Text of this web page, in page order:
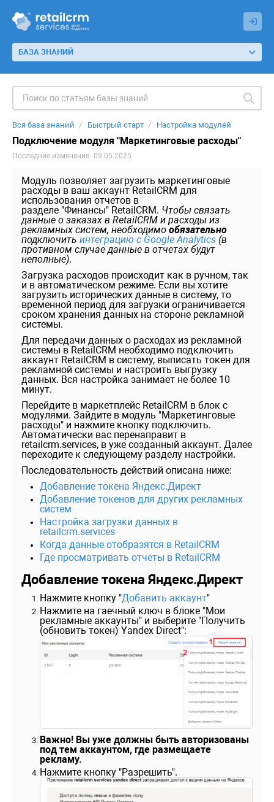
БАЗА ЗНАНИЙ
Вся база знаний Быстрый старт Настройка модулей
Подключение модуля "Маркетинговые расходы"
Последние изменения: 09.05.2025
Модуль позволяет загрузить маркетинговые
расходы в ваш аккаунт RetailCRM для
использования отчетов в
разделе "Финансы" RetailCRM. Чтобы связать
данные о заказах в RetailCRM и расходы из
рекламных систем, необходимо обязательно
подключить интеграцию с Google Analytics (в
противном случае данные в отчетах будут
неполные).
Загрузка расходов происходит как в ручном, так
и в автоматическом режиме. Если вы хотите
загрузить исторических данные в систему, то
временной период для загрузки ограничивается
сроком хранения данных на стороне рекламной
системы.
Для передачи данных о расходах из рекламной
системы в RetailCRM необходимо подключить
аккаунт RetailCRM в систему, выписать токен для
рекламной системы и настроить выгрузку
данных. Вся настройка занимает не более 10
минут.
Перейдите в маркетплейс RetailCRM в блок с
модулями. Зайдите в модуль "Маркетинговые
расходы" и нажмите кнопку подключить.
Автоматически вас перенаправит в
retailcrm.services, в уже созданный аккаунт. Далее
переходите к следующему разделу настройки.
Последовательность действий описана ниже:
Добавление токена Яндекс.Директ
Добавление токенов для других рекламных
систем
Настройка загрузки данных в
retailcrm.services
Когда данные отобразятся в RetailCRM
Где просматривать отчеты в RetailCRM
Добавление токена Яндекс.Директ
Нажмите кнопку "Добавить аккаунт"
Нажмите на гаечный ключ в блоке "Мои
рекламные аккаунты" и выберите "Получить
(обновить токен) Yandex Direct":
Важно! Вы уже должны быть авторизованы
под тем аккаунтом, где размещаете
рекламу.
Нажмите кнопку "Разрешить".